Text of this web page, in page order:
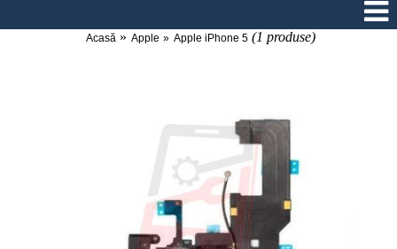
Acasă Apple Apple iPhone 5 (1 produse)